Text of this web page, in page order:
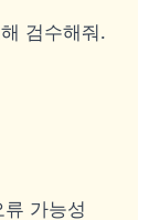
검수해줘.
가능성